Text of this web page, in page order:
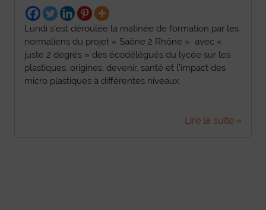
Lundi s’est déroulée la matinée de formation par les
normaliens du projet « Saône 2 Rhône » avec «
juste 2 degrés » des écodélégués du lycée sur les
plastiques, origines, devenir, santé et l’impact des
micro plastiques à différentes niveaux.
Lire la suite »